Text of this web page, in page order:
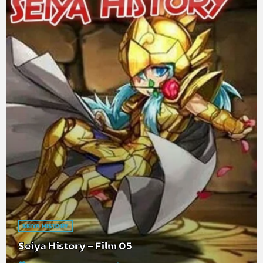
SEIYA HISTORY
Seiya History – Film 05